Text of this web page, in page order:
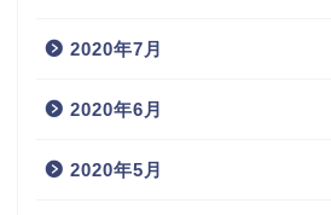
2020年7月
2020年6月
2020年5月